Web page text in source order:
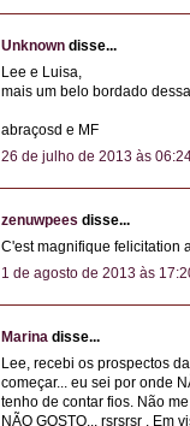
Unknown disse...
Lee e Luisa,
mais um belo bordado
abraçosd e MF
26 de julho de 2013 às
zenuwpees disse...
C'est magnifique felicitation
1 de agosto de 2013 às
Marina disse...
Lee, recebi os prospectos
começar... eu sei por onde
tenho de contar fios. Não
NÃO GOSTO... rsrsrsr . Em